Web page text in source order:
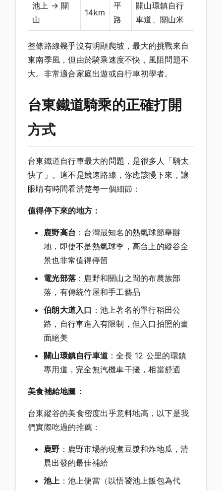
池上 → 關
山
14km
平
路
關山環鎮自行
車道、關山米
整條路線幾乎沒有明顯爬坡，最大的挑戰來自
東南季風，但由於騎乘速度不快，風阻問題不
大。非常適合家庭出遊或自行車初學者。
台東鐵道騎乘的正確打開
方式
台東鐵道自行車最大的問題，是很多人「騎太
快了」。這不是競速路線，你應該慢下來，讓
眼睛有時間看清楚每一個細節：
值得停下來的地方：
鹿野高台 ：台灣最知名的熱氣球節舉辦
地，即使不是熱氣球季，高台上的縱谷全
景也非常值得停留
電光部落 ：鹿野和關山之間的布農族部
落，有傳統竹屋和手工藝品
伯朗大道入口 ：池上著名的單行稻田公
路，自行車進入有限制，但入口拍照的畫
面絕美
關山環鎮自行車道 ：全長 12 公里的環鎮
專用道，完全無汽機車干擾，相當舒適
美食補給地圖：
台東縱谷的美食密度出乎意料地高，以下是我
們實際吃過的推薦：
鹿野 ：鹿野市場的現煮豆漿和炸地瓜，清
晨出發的最佳補給
池上 ：池上便當（以悟饕池上飯包為代